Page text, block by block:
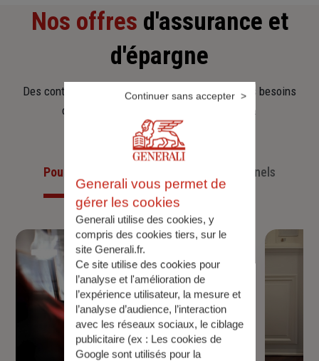
Nos offres d'assurance et
d'épargne
Des contrats clairs et flexibles pour sécuriser vos besoins
d’aujourd’hui et anticiper ceux de demain.
Pour les particuliers Pour les professionnels
Generali vous permet de
gérer les cookies
Generali utilise des cookies, y
compris des cookies tiers, sur le
site Generali.fr.
Ce site utilise des cookies pour
l’analyse et l'amélioration de
l’expérience utilisateur, la mesure et
l’analyse d’audience, l’interaction
avec les réseaux sociaux, le ciblage
publicitaire (ex : Les cookies de
Google sont utilisés pour la
Continuer sans accepter